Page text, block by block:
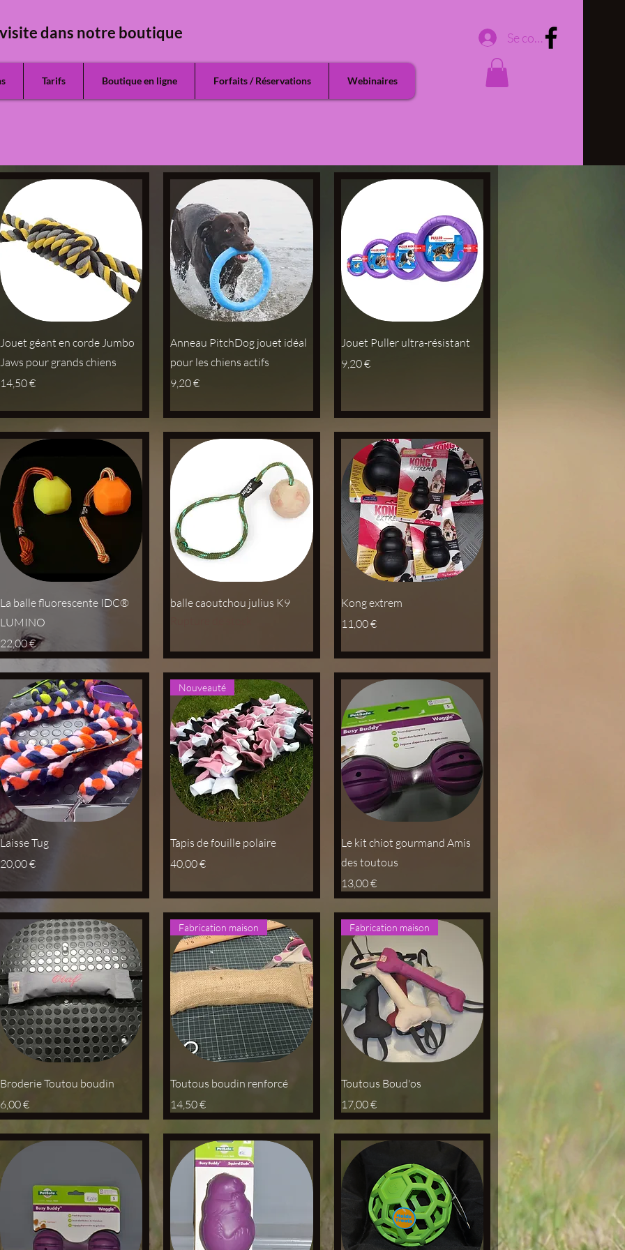
dans notre boutique
Tarifs Boutique en ligne Forfaits / Réservations Webinaires
Se connecter
Aperçu rapide
Jouet géant en corde Jumbo
Jaws pour grands chiens
Prix
14,50 €
Aperçu rapide
Anneau PitchDog jouet idéal
pour les chiens actifs
Prix
9,20 €
Aperçu rapide
Jouet Puller ultra-résistant
Prix
9,20 €
Aperçu rapide
La balle fluorescente IDC®
LUMINO
Prix
22,00 €
Aperçu rapide
balle caoutchou julius K9
Aperçu rapide
Kong extrem
Prix
11,00 €
Aperçu rapide
Laisse Tug
Prix
20,00 €
Aperçu rapide
Nouveauté
Tapis de fouille polaire
Prix
40,00 €
Aperçu rapide
Le kit chiot gourmand Amis
des toutous
Prix
13,00 €
Aperçu rapide
Broderie Toutou boudin
Prix
6,00 €
Aperçu rapide
Fabrication maison
Toutous boudin renforcé
Prix
14,50 €
Aperçu rapide
Fabrication maison
Toutous Boud'os
Prix
17,00 €